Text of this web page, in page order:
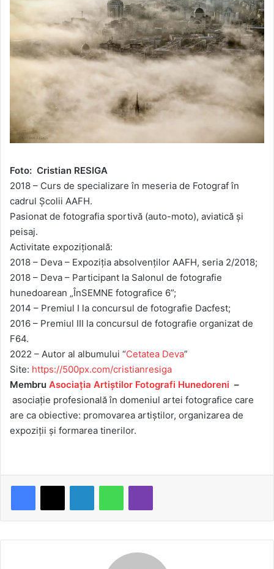
Foto: Cristian RESIGA
2018 – Curs de specializare în meseria de Fotograf în
cadrul Şcolii AAFH.
Pasionat de fotografia sportivă (auto-moto), aviatică şi
peisaj.
Activitate expoziţională:
2018 – Deva – Expoziţia absolvenţilor AAFH, seria 2/2018;
2018 – Deva – Participant la Salonul de fotografie
hunedoarean „ÎnSEMNE fotografice 6”;
2014 – Premiul I la concursul de fotografie Dacfest;
2016 – Premiul III la concursul de fotografie organizat de
F64.
2022 – Autor al albumului “Cetatea Deva”
Site: https://500px.com/cristianresiga
Membru Asociaţia Artiştilor Fotografi Hunedoreni –
asociaţie profesională în domeniul artei fotografice care
are ca obiective: promovarea artiștilor, organizarea de
expoziții și formarea tinerilor.
LinkedIn WhatsApp